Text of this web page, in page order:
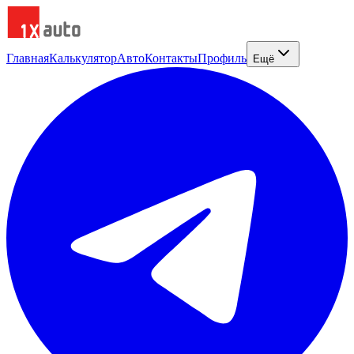
ГлавнаяКалькуляторАвтоКонтактыПрофиль Ещё